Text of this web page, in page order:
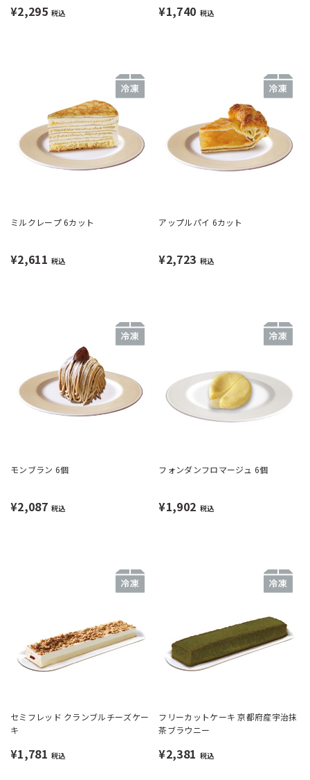
¥2,295 税込 ¥1,740 税込
ミルクレープ 6カット
¥2,611 税込
アップルパイ 6カット
¥2,723 税込
モンブラン 6個
¥2,087 税込
フォンダンフロマージュ 6個
¥1,902 税込
セミフレッド クランブルチーズケー
キ
¥1,781 税込
フリーカットケーキ 京都府産宇治抹
茶ブラウニー
¥2,381 税込